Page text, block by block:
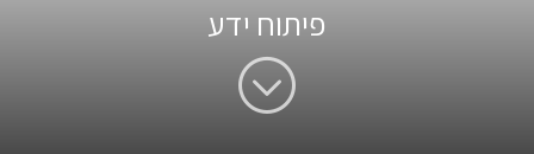
פיתוח ידע